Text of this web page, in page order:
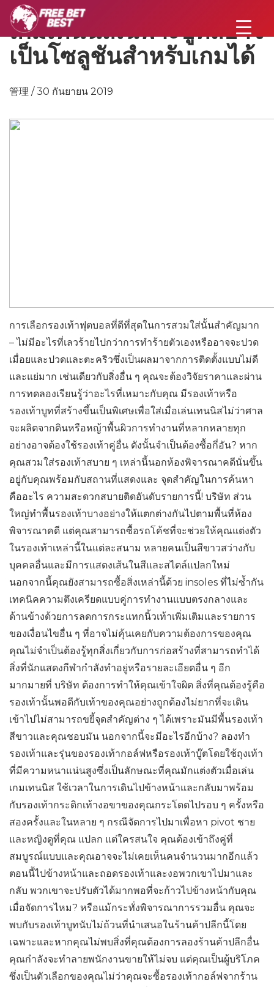
เกมเทนนิสเฉพาะบู๊ทส์อาจ
เป็นโซลูชันสำหรับเกมได้
管理 / 30 กันยายน 2019
การเลือกรองเท้าฟุตบอลที่ดีที่สุดในการสวมใส่นั้นสำคัญมาก
– ไม่มีอะไรที่เลวร้ายไปกว่าการทำร้ายตัวเองหรืออาจจะปวด
เมื่อยและปวดและตะคริวซึ่งเป็นผลมาจากการติดตั้งแบบไม่ดี
และแย่มาก เช่นเดียวกับสิ่งอื่น ๆ คุณจะต้องวิจัยราคาและผ่าน
การทดลองเรียนรู้ว่าอะไรที่เหมาะกับคุณ มีรองเท้าหรือ
รองเท้าบูทที่สร้างขึ้นเป็นพิเศษเพื่อใส่เมื่อเล่นเทนนิสไม่ว่าศาล
จะผลิตจากดินหรือหญ้าพื้นผิวการทำงานที่หลากหลายทุก
อย่างอาจต้องใช้รองเท้าคู่อื่น ดังนั้นจำเป็นต้องซื้อกี่อัน? หาก
คุณสวมใส่รองเท้าสบาย ๆ เหล่านี้นอกห้องพิจารณาคดีนั่นขึ้น
อยู่กับคุณพร้อมกับสถานที่แสดงและ จุดสำคัญในการค้นหา
คืออะไร ความสะดวกสบายติดอันดับรายการนี้! บริษัท ส่วน
ใหญ่ทำพื้นรองเท้าบางอย่างให้แตกต่างกันไปตามพื้นที่ห้อง
พิจารณาคดี แต่คุณสามารถซื้อรถโค้ชที่จะช่วยให้คุณแต่งตัว
ในรองเท้าเหล่านี้ในแต่ละสนาม หลายคนเป็นสีขาวสว่างกับ
บุคคลอื่นและมีการแสดงเส้นในสีและสไตล์แปลกใหม่
นอกจากนี้คุณยังสามารถซื้อสิ่งเหล่านี้ด้วย insoles ที่ไม่ซ้ำกัน
เทคนิคความตึงเครียดแบบคู่การทำงานแบบตรงกลางและ
ด้านข้างด้วยการลดการกระแทกนิ้วเท้าเพิ่มเติมและรายการ
ของเงื่อนไขอื่น ๆ ที่อาจไม่คุ้นเคยกับความต้องการของคุณ
คุณไม่จำเป็นต้องรู้ทุกสิ่งเกี่ยวกับการก่อสร้างที่สามารถทำได้
สิ่งที่นักแสดงกีฬากำลังทำอยู่หรือรายละเอียดอื่น ๆ อีก
มากมายที่ บริษัท ต้องการทำให้คุณเข้าใจผิด สิ่งที่คุณต้องรู้คือ
รองเท้านั้นพอดีกับเท้าของคุณอย่างถูกต้องไม่ยากที่จะเดิน
เข้าไปไม่สามารถขยี้จุดสำคัญต่าง ๆ ได้เพราะมันมีพื้นรองเท้า
สีขาวและคุณชอบมัน นอกจากนี้จะมีอะไรอีกบ้าง? ลองทำ
รองเท้าและรุ่นของรองเท้ากอล์ฟหรือรองเท้าบู๊ตโดยใช้ถุงเท้า
ที่มีความหนาแน่นสูงซึ่งเป็นลักษณะที่คุณมักแต่งตัวเมื่อเล่น
เกมเทนนิส ใช้เวลาในการเดินไปข้างหน้าและกลับมาพร้อม
กับรองเท้ากระดิกเท้างอขาของคุณกระโดดไปรอบ ๆ ครั้งหรือ
สองครั้งและในหลาย ๆ กรณีจัดการไปมาเพื่อหา pivot ชาย
และหญิงดูที่คุณ แปลก แต่ใครสนใจ คุณต้องเข้าถึงคู่ที่
สมบูรณ์แบบและคุณอาจจะไม่เคยเห็นคนจำนวนมากอีกแล้ว
ตอนนี้ไปข้างหน้าและถอดรองเท้าและงอพวกเขาไปมาและ
กลับ พวกเขาจะปรับตัวได้มากพอที่จะก้าวไปข้างหน้ากับคุณ
เมื่อจัดการไหม? หรือแม้กระทั่งพิจารณาการรวมอื่น คุณจะ
พบกับรองเท้าบูทนับไม่ถ้วนที่นำเสนอในร้านค้าปลีกนี้โดย
เฉพาะและหากคุณไม่พบสิ่งที่คุณต้องการลองร้านค้าปลีกอื่น
คุณกำลังจะทำลายพนักงานขายให้ไม่จบ แต่คุณเป็นผู้บริโภค
ซึ่งเป็นตัวเลือกของคุณไม่ว่าคุณจะซื้อรองเท้ากอล์ฟจากร้าน